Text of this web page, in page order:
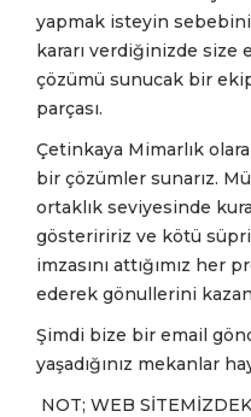
yapmak isteyin
kararı verdiğinizde size
çözümü sunucak bir
parçası.
Çetinkaya Mimarlık
bir çözümler sunarız.
ortaklık seviyesinde
gösteriririz ve kötü
imzasını attığımız
ederek gönullerini
Şimdi bize bir email
yaşadığınız mekanlar
NOT; WEB